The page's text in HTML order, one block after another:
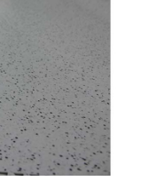
07/07/2026